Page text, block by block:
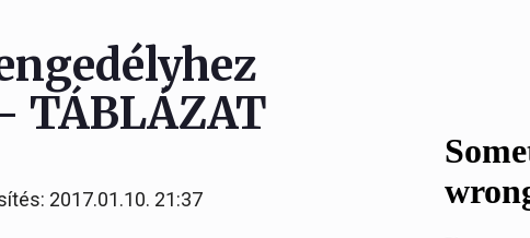
TÁBLÁZAT
2017.01.10. 21:37